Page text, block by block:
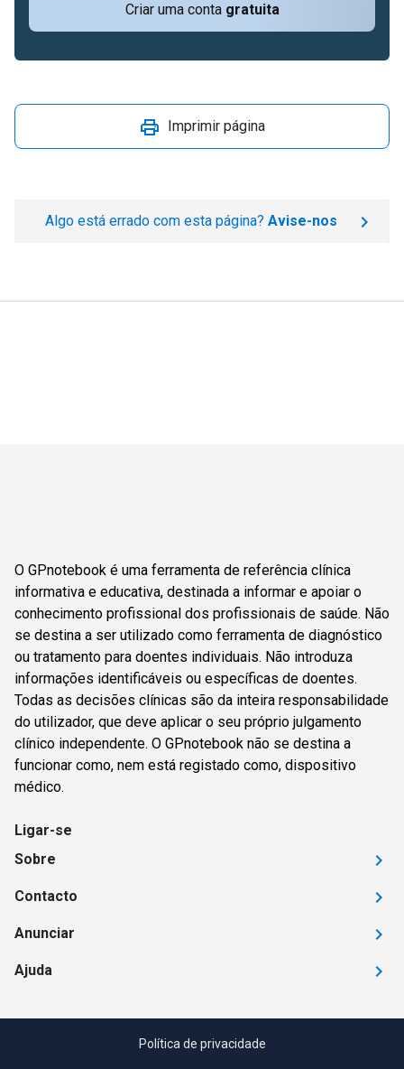
Criar uma conta gratuita
Imprimir página
Algo está errado com esta página? Avise-nos
O GPnotebook é uma ferramenta de referência clínica
informativa e educativa, destinada a informar e apoiar o
conhecimento profissional dos profissionais de saúde. Não
se destina a ser utilizado como ferramenta de diagnóstico
ou tratamento para doentes individuais. Não introduza
informações identificáveis ou específicas de doentes.
Todas as decisões clínicas são da inteira responsabilidade
do utilizador, que deve aplicar o seu próprio julgamento
clínico independente. O GPnotebook não se destina a
funcionar como, nem está registado como, dispositivo
médico.
Ligar-se
Sobre
Contacto
Anunciar
Ajuda
Política de privacidade